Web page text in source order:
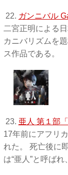
22. ガンニバル
二宮正明による
カニバリズムを
ス作品である。
23. 亜人 第１部「
17年前にアフリ
れた。 死亡後に
は“亜人”と呼ば